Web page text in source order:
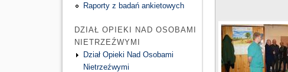
Raporty z badań ankietowych
DZIAŁ OPIEKI NAD OSOBAMI
NIETRZEŹWYMI
Dział Opieki Nad Osobami
Nietrzeźwymi